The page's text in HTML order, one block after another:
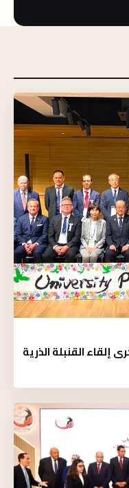
إلقاء القنبلة الذرية